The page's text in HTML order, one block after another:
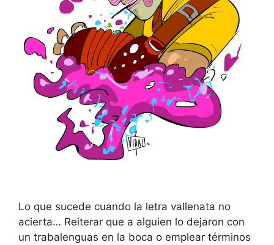
Lo que sucede cuando la letra vallenata no
acierta… Reiterar que a alguien lo dejaron con
un trabalenguas en la boca o emplear términos